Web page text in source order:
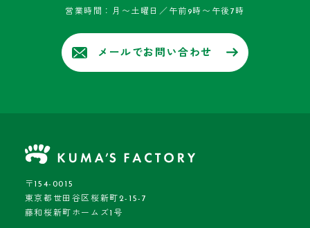
営業時間：月〜土曜日／午前9時〜午後7時
メールでお問い合わせ
〒154-0015
東京都世田谷区桜新町2-15-7
藤和桜新町ホームズ1号